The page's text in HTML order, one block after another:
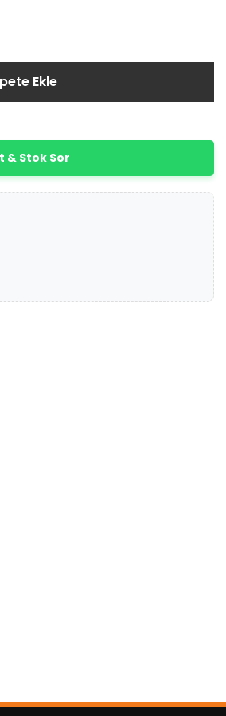
Ekle
& Stok Sor